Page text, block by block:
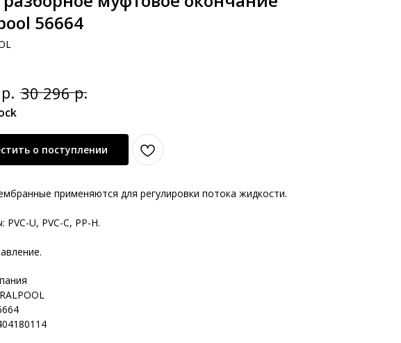
56664
р. 30 296 р.
о поступлении
применяются для регулировки потока жидкости.
U, PVC-C, PP-H.